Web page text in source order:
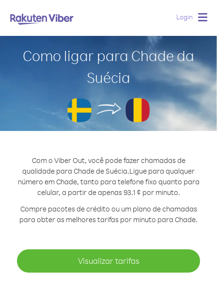
Login
Como ligar para Chade da
Suécia
Com o Viber Out, você pode fazer chamadas de
qualidade para Chade de Suécia.Ligue para qualquer
número em Chade, tanto para telefone fixo quanto para
celular, a partir de apenas 93.1 ¢ por minuto.
Compre pacotes de crédito ou um plano de chamadas
para obter as melhores tarifas por minuto para Chade.
Visualizar tarifas